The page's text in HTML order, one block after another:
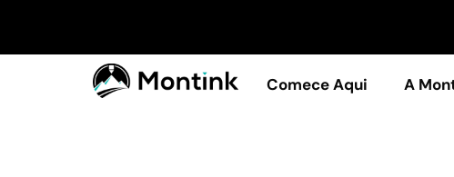
Comece Aqui A